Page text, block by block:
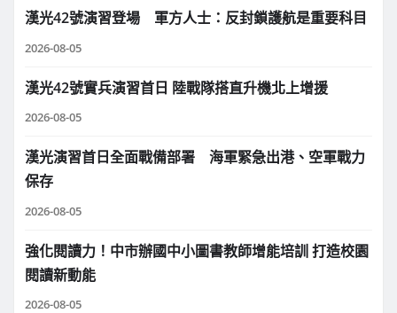
漢光42號演習登場 軍方人士：反封鎖護航是重要科目
2026-08-05
漢光42號實兵演習首日 陸戰隊搭直升機北上增援
2026-08-05
漢光演習首日全面戰備部署 海軍緊急出港、空軍戰力
保存
2026-08-05
強化閱讀力！中市辦國中小圖書教師增能培訓 打造校園
閱讀新動能
2026-08-05